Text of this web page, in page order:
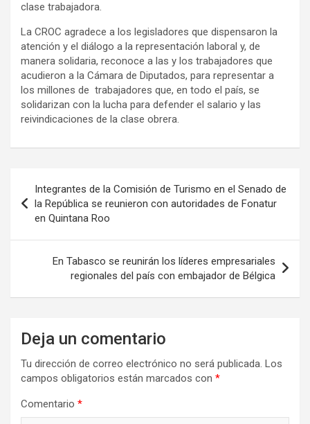
clase trabajadora.
La CROC agradece a los legisladores que dispensaron la
atención y el diálogo a la representación laboral y, de
manera solidaria, reconoce a las y los trabajadores que
acudieron a la Cámara de Diputados, para representar a
los millones de trabajadores que, en todo el país, se
solidarizan con la lucha para defender el salario y las
reivindicaciones de la clase obrera.
de
entradas
Integrantes de la Comisión de Turismo en el Senado de
la República se reunieron con autoridades de Fonatur
en Quintana Roo
En Tabasco se reunirán los líderes empresariales
regionales del país con embajador de Bélgica
Deja un comentario
Tu dirección de correo electrónico no será publicada. Los
campos obligatorios están marcados con *
Comentario *